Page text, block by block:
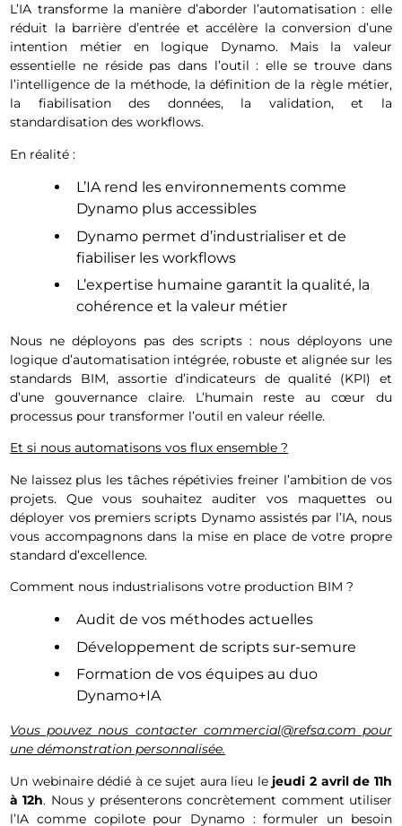
L’IA transforme la manière d’aborder l’automatisation : elle
réduit la barrière d’entrée et accélère la conversion d’une
intention métier en logique Dynamo. Mais la valeur
essentielle ne réside pas dans l’outil : elle se trouve dans
l’intelligence de la méthode, la définition de la règle métier,
la fiabilisation des données, la validation, et la
standardisation des workflows.
En réalité :
L’IA rend les environnements comme
Dynamo plus accessibles
Dynamo permet d’industrialiser et de
fiabiliser les workflows
L’expertise humaine garantit la qualité, la
cohérence et la valeur métier
Nous ne déployons pas des scripts : nous déployons une
logique d’automatisation intégrée, robuste et alignée sur les
standards BIM, assortie d’indicateurs de qualité (KPI) et
d’une gouvernance claire. L’humain reste au cœur du
processus pour transformer l’outil en valeur réelle.
Et si nous automatisons vos flux ensemble ?
Ne laissez plus les tâches répétivies freiner l’ambition de vos
projets. Que vous souhaitez auditer vos maquettes ou
déployer vos premiers scripts Dynamo assistés par l’IA, nous
vous accompagnons dans la mise en place de votre propre
standard d’excellence.
Comment nous industrialisons votre production BIM ?
Audit de vos méthodes actuelles
Développement de scripts sur-semure
Formation de vos équipes au duo
Dynamo+IA
Vous pouvez nous contacter commercial@refsa.com pour
une démonstration personnalisée.
Un webinaire dédié à ce sujet aura lieu le jeudi 2 avril de 11h
à 12h. Nous y présenterons concrètement comment utiliser
l’IA comme copilote pour Dynamo : formuler un besoin